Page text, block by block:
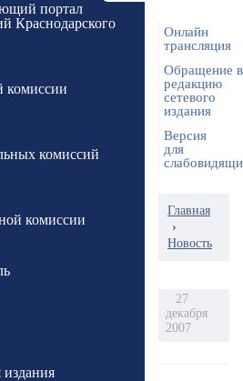
портал
Краснодарского
комиссии
комиссий
комиссии
издания
Онлайн
трансляция
Обращение в
редакцию
сетевого
издания
Версия
для
Главная
›
Новость
27
декабря
2007